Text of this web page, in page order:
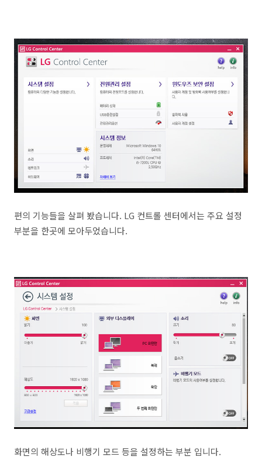
편의 기능들을 살펴 봤습니다. LG 컨트롤 센터에서는 주요 설정
부분을 한곳에 모아두었습니다.
화면의 해상도나 비행기 모드 등을 설정하는 부분 입니다.